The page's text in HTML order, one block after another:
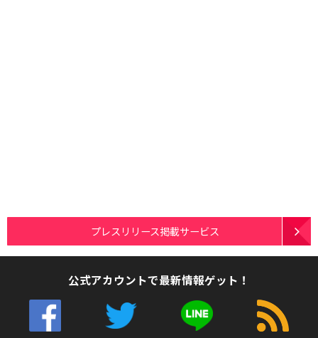
プレスリリース掲載サービス
公式アカウントで最新情報ゲット！